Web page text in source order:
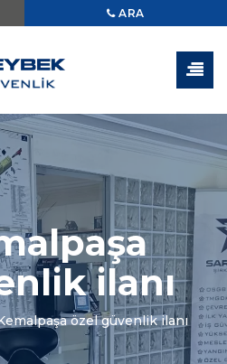
ARA
ilanı
özel güvenlik ilanı